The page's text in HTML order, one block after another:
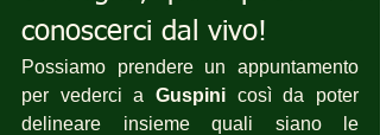
conoscerci dal vivo!
Possiamo prendere un appuntamento
per vederci a Guspini così da poter
delineare insieme quali siano le